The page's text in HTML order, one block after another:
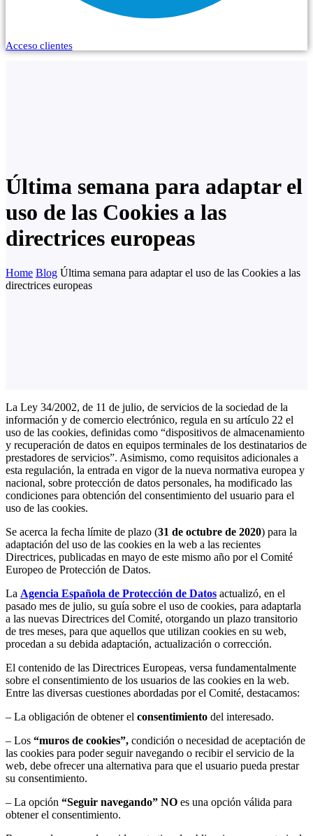
Acceso clientes
Última semana para adaptar el
uso de las Cookies a las
directrices europeas
Home Blog Última semana para adaptar el uso de las Cookies a las
directrices europeas
La Ley 34/2002, de 11 de julio, de servicios de la sociedad de la
información y de comercio electrónico, regula en su artículo 22 el
uso de las cookies, definidas como “dispositivos de almacenamiento
y recuperación de datos en equipos terminales de los destinatarios de
prestadores de servicios”. Asimismo, como requisitos adicionales a
esta regulación, la entrada en vigor de la nueva normativa europea y
nacional, sobre protección de datos personales, ha modificado las
condiciones para obtención del consentimiento del usuario para el
uso de las cookies.
Se acerca la fecha límite de plazo (31 de octubre de 2020) para la
adaptación del uso de las cookies en la web a las recientes
Directrices, publicadas en mayo de este mismo año por el Comité
Europeo de Protección de Datos.
La Agencia Española de Protección de Datos actualizó, en el
pasado mes de julio, su guía sobre el uso de cookies, para adaptarla
a las nuevas Directrices del Comité, otorgando un plazo transitorio
de tres meses, para que aquellos que utilizan cookies en su web,
procedan a su debida adaptación, actualización o corrección.
El contenido de las Directrices Europeas, versa fundamentalmente
sobre el consentimiento de los usuarios de las cookies en la web.
Entre las diversas cuestiones abordadas por el Comité, destacamos:
– La obligación de obtener el consentimiento del interesado.
– Los “muros de cookies”, condición o necesidad de aceptación de
las cookies para poder seguir navegando o recibir el servicio de la
web, debe ofrecer una alternativa para que el usuario pueda prestar
su consentimiento.
– La opción “Seguir navegando” NO es una opción válida para
obtener el consentimiento.